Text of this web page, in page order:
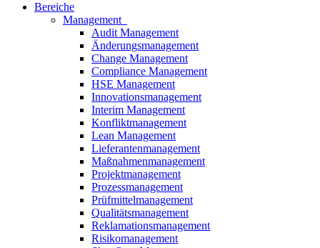
Bereiche
Management
Audit Management
Änderungsmanagement
Change Management
Compliance Management
HSE Management
Innovationsmanagement
Interim Management
Konfliktmanagement
Lean Management
Lieferantenmanagement
Maßnahmenmanagement
Projektmanagement
Prozessmanagement
Prüfmittelmanagement
Qualitätsmanagement
Reklamationsmanagement
Risikomanagement